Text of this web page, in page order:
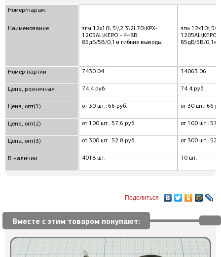
Номер/парам.
Наименование
Номер партии
Цена, розничная
Цена, опт(1)
Цена, опт(2)
Цена, опт(3)
В наличии
згм 12x10\ 5\\2,3\2L70\KPX-
1205AL\KEPO - 4~8В
85дБ/5В/0,1м гибкие выводы
7430.04
74.4 руб.
от 30 шт.: 66 руб.
от 100 шт.: 57.6 руб
от 300 шт.: 52.8 руб
4018 шт.
згм 12x10\
1205AL\KEPO
85дБ/5В/0,1м
14063.06
74.4 руб.
от 30 шт.: 66
от 100 шт.:
от 300 шт.:
10 шт.
Поделиться
Вместе с этим товаром покупают: